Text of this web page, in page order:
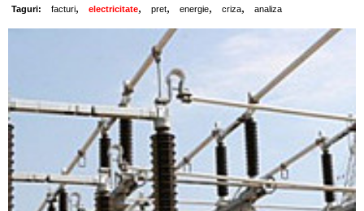
Taguri: facturi, electricitate, pret, energie, criza, analiza